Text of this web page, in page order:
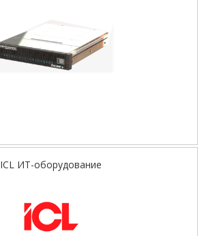
ICL ИТ-оборудование